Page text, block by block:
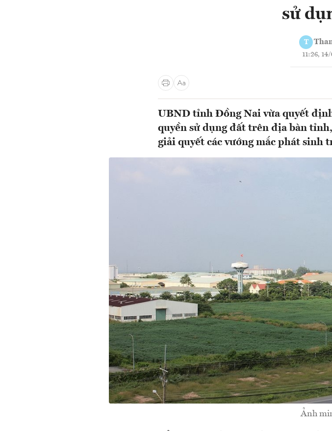
sử
T
11:26,
UBND tỉnh Đồng Nai vừa quyết
quyền sử dụng đất trên địa bàn
giải quyết các vướng mắc phát sinh
Ảnh